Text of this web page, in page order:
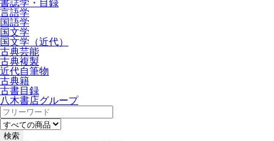
書誌学・目録
言語学
国語学
国文学
国文学（近代）
古典芸能
古典複製
近代自筆物
古典籍
古書目録
八木書店グループ